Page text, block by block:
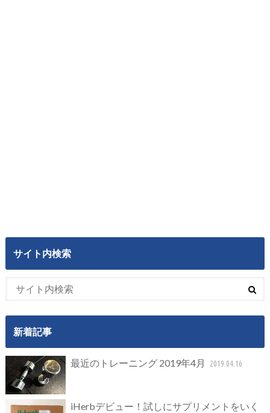
サイト内検索
新着記事
最近のトレーニング 2019年4月 2019.04.16
iHerbデビュー！試しにサプリメントをいく